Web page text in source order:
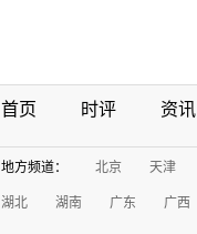
首页 时评 资讯
地方频道： 北京 天津
湖北 湖南 广东 广西